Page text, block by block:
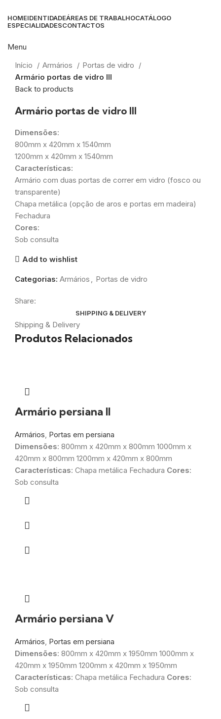
HOMEIDENTIDADEÁREAS DE TRABALHOCATÁLOGO
ESPECIALIDADESCONTACTOS
Menu
Click to enlarge
Início
Armários
Portas de vidro
Armário portas de vidro III
Back to products
Armário portas de vidro III
Dimensões:
800mm x 420mm x 1540mm
1200mm x 420mm x 1540mm
Características:
Armário com duas portas de correr em vidro (fosco ou
transparente)
Chapa metálica (opção de aros e portas em madeira)
Fechadura
Cores:
Sob consulta
Add to wishlist
Categorias: Armários , Portas de vidro
Share:
SHIPPING & DELIVERY
Shipping & Delivery
Produtos Relacionados
Armário persiana II
Armários, Portas em persiana
Dimensões: 800mm x 420mm x 800mm 1000mm x
420mm x 800mm 1200mm x 420mm x 800mm
Características: Chapa metálica Fechadura Cores:
Sob consulta
Armário persiana V
Armários, Portas em persiana
Dimensões: 800mm x 420mm x 1950mm 1000mm x
420mm x 1950mm 1200mm x 420mm x 1950mm
Características: Chapa metálica Fechadura Cores:
Sob consulta